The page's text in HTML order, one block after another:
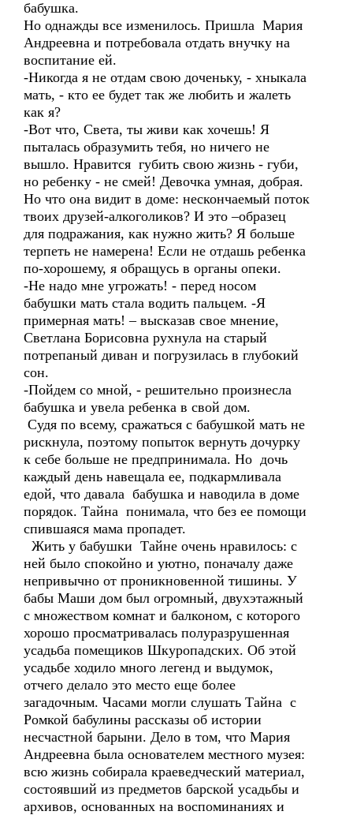
бабушка.
Но однажды все изменилось. Пришла Мария
Андреевна и потребовала отдать внучку на
воспитание ей.
-Никогда я не отдам свою доченьку, - хныкала
мать, - кто ее будет так же любить и жалеть
как я?
-Вот что, Света, ты живи как хочешь! Я
пыталась образумить тебя, но ничего не
вышло. Нравится губить свою жизнь - губи,
но ребенку - не смей! Девочка умная, добрая.
Но что она видит в доме: нескончаемый поток
твоих друзей-алкоголиков? И это –образец
для подражания, как нужно жить? Я больше
терпеть не намерена! Если не отдашь ребенка
по-хорошему, я обращусь в органы опеки.
-Не надо мне угрожать! - перед носом
бабушки мать стала водить пальцем. -Я
примерная мать! – высказав свое мнение,
Светлана Борисовна рухнула на старый
потрепаный диван и погрузилась в глубокий
сон.
-Пойдем со мной, - решительно произнесла
бабушка и увела ребенка в свой дом.
Судя по всему, сражаться с бабушкой мать не
рискнула, поэтому попыток вернуть дочурку
к себе больше не предпринимала. Но дочь
каждый день навещала ее, подкармливала
едой, что давала бабушка и наводила в доме
порядок. Тайна понимала, что без ее помощи
спившаяся мама пропадет.
Жить у бабушки Тайне очень нравилось: с
ней было спокойно и уютно, поначалу даже
непривычно от проникновенной тишины. У
бабы Маши дом был огромный, двухэтажный
с множеством комнат и балконом, с которого
хорошо просматривалась полуразрушенная
усадьба помещиков Шкуропадских. Об этой
усадьбе ходило много легенд и выдумок,
отчего делало это место еще более
загадочным. Часами могли слушать Тайна с
Ромкой бабулины рассказы об истории
несчастной барыни. Дело в том, что Мария
Андреевна была основателем местного музея:
всю жизнь собирала краеведческий материал,
состоявший из предметов барской усадьбы и
архивов, основанных на воспоминаниях и